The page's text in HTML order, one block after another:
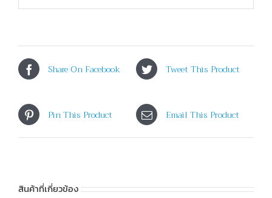
Share On Facebook Tweet This Product
Pin This Product Email This Product
สินค้าที่เกี่ยวข้อง